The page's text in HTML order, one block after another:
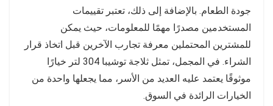
جودة الطعام. بالإضافة إلى ذلك، تعتبر تقييمات
المستخدمين مصدرًا مهمًا للمعلومات، حيث يمكن
للمشترين المحتملين معرفة تجارب الآخرين قبل اتخاذ قرار
الشراء. في المجمل، تمثل ثلاجة توشيبا 304 لتر خيارًا
موثوقًا يعتمد عليه العديد من الأسر، مما يجعلها واحدة من
الخيارات الرائدة في السوق.